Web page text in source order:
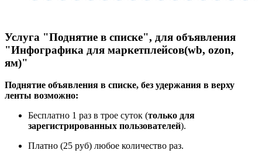
Услуга "Поднятие в списке", для объявления
"Инфографика для маркетплейсов(wb, ozon,
ям)"
Поднятие объявления в списке, без удержания в верху
ленты возможно:
Бесплатно 1 раз в трое суток (только для
зарегистрированных пользователей).
Платно (25 руб) любое количество раз.